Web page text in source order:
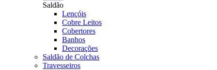
Saldão
Lençóis
Cobre Leitos
Cobertores
Banhos
Decorações
Saldão de Colchas
Travesseiros